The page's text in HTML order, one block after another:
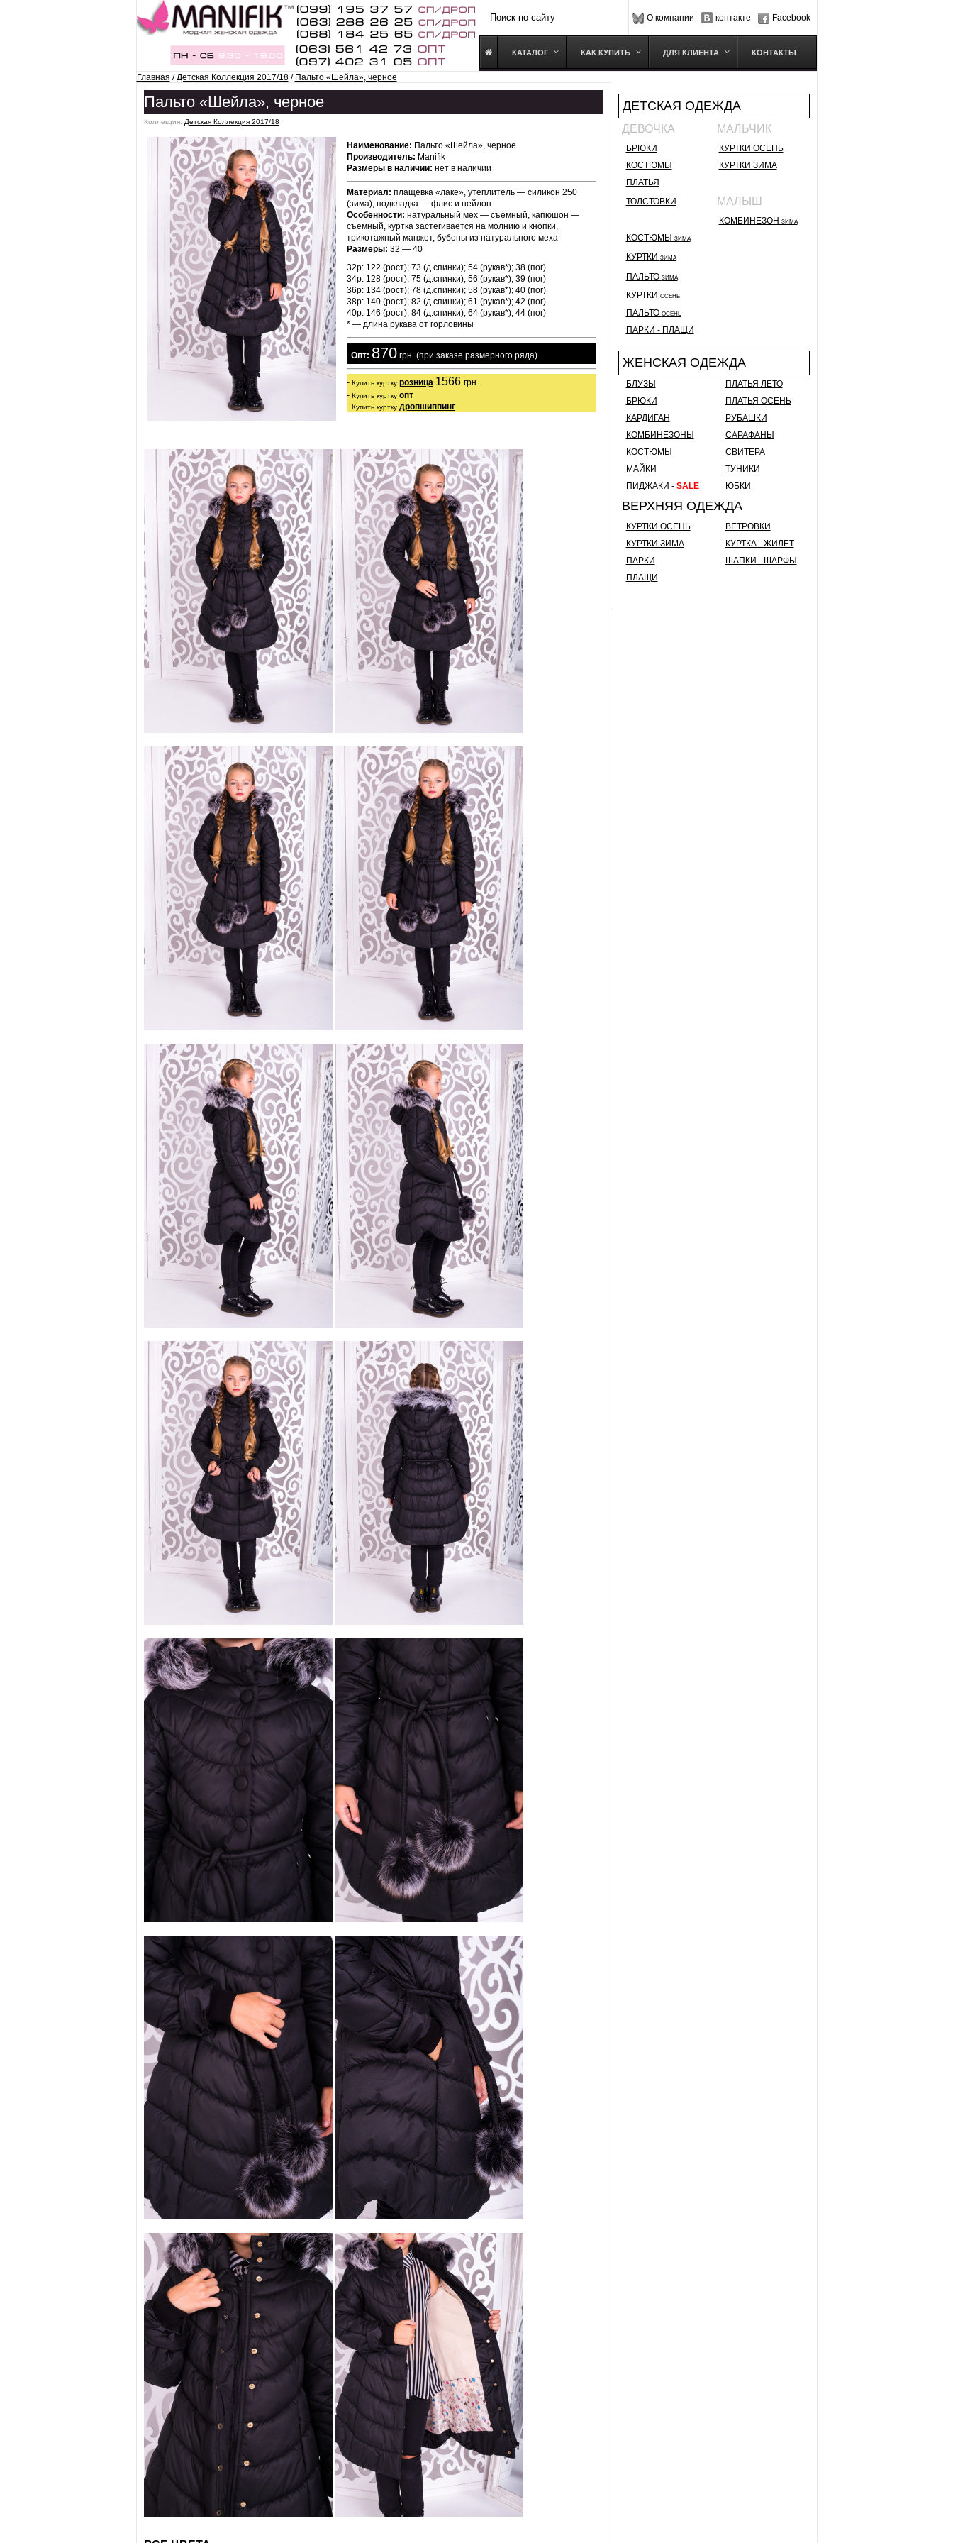
О компании контакте Facebook
КАТАЛОГ КАК КУПИТЬ ДЛЯ КЛИЕНТА КОНТАКТЫ
Главная /Детская Коллекция 2017/18/ Пальто «Шейла», черное
ДЕТСКАЯ ОДЕЖДА
ДЕВОЧКА МАЛЬЧИК
БРЮКИ
КУРТКИ ОСЕНЬ
КОСТЮМЫ
КУРТКИ ЗИМА
ПЛАТЬЯ
ТОЛСТОВКИ
МАЛЫШ
КОМБИНЕЗОН ЗИМА
КОСТЮМЫ ЗИМА
КУРТКИ ЗИМА
ПАЛЬТО ЗИМА
КУРТКИ ОСЕНЬ
ПАЛЬТО ОСЕНЬ
ПАРКИ - ПЛАЩИ
ЖЕНСКАЯ ОДЕЖДА
БЛУЗЫ
ПЛАТЬЯ ЛЕТО
БРЮКИ
ПЛАТЬЯ ОСЕНЬ
КАРДИГАН
РУБАШКИ
КОМБИНЕЗОНЫ
САРАФАНЫ
КОСТЮМЫ
СВИТЕРА
МАЙКИ
ТУНИКИ
ПИДЖАКИ - SALE ЮБКИ
ВЕРХНЯЯ ОДЕЖДА
КУРТКИ ОСЕНЬ
ВЕТРОВКИ
КУРТКИ ЗИМА
КУРТКА - ЖИЛЕТ
ПАРКИ
ШАПКИ - ШАРФЫ
ПЛАЩИ
Пальто «Шейла», черное
Коллекция: Детская Коллекция 2017/18 ˑ
Наименование: Пальто «Шейла», черное
Производитель: Manifik
Размеры в наличии: нет в наличии
Материал: плащевка «лаке», утеплитель — силикон 250
(зима), подкладка — флис и нейлон
Особенности: натуральный мех — съемный, капюшон —
съемный, куртка застегивается на молнию и кнопки,
трикотажный манжет, бубоны из натурального меха
Размеры: 32 — 40
32р: 122 (рост); 73 (д.спинки); 54 (рукав*); 38 (пог)
34р: 128 (рост); 75 (д.спинки); 56 (рукав*); 39 (пог)
36р: 134 (рост); 78 (д.спинки); 58 (рукав*); 40 (пог)
38р: 140 (рост); 82 (д.спинки); 61 (рукав*); 42 (пог)
40р: 146 (рост); 84 (д.спинки); 64 (рукав*); 44 (пог)
* — длина рукава от горловины
  Опт:
870 грн. (при заказе размерного ряда)
- Купить куртку розница 1566 грн.
- Купить куртку опт
- Купить куртку дропшиппинг